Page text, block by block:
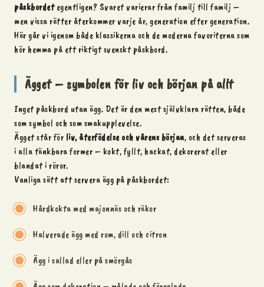
påskbordetegentligen? Svaret varierar från familj till familj –
men vissa rätter återkommer varje år, generation efter generation.
Här går vi igenom både klassikerna och de moderna favoriterna som
hör hemma på ett riktigt svenskt påskbord.
Ägget – symbolen för liv och början på allt
Inget påskbord utan ägg. Det är den mest självklara rätten, både
som symbol och som smakupplevelse.
Ägget står för liv, återfödelse och vårens början, och det serveras
i alla tänkbara former – kokt, fyllt, hackat, dekorerat eller
blandat i röror.
Vanliga sätt att servera ägg på påskbordet:
Hårdkokta med majonnäs och räkor
Halverade ägg med rom, dill och citron
Ägg i sallad eller på smörgås